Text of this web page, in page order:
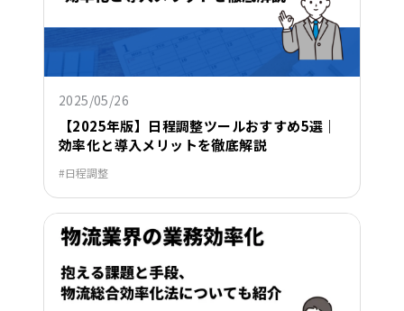
2025/05/26
【2025年版】日程調整ツールおすすめ5選｜
効率化と導入メリットを徹底解説
日程調整